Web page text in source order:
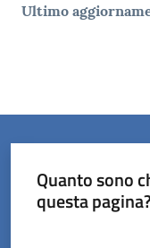
Ultimo
Quanto sono
questa pagina?